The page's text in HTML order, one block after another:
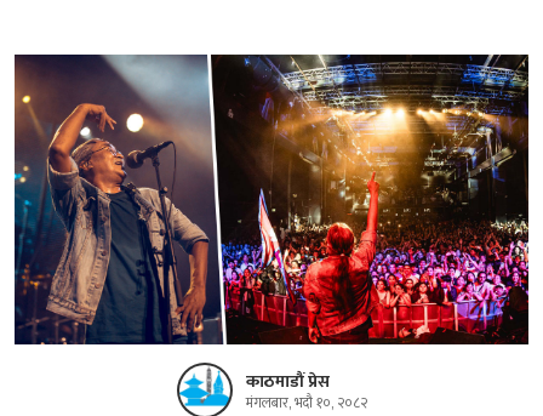
काठमाडौं प्रेस
मंगलबार, भदौ १०, २०८२